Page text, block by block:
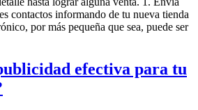
contactos informando de tu nueva tienda
por más pequeña que sea, puede ser
efectiva para tu